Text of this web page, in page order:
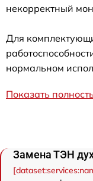
некорректный
Для
нормальном
Показать
Замена ТЭН